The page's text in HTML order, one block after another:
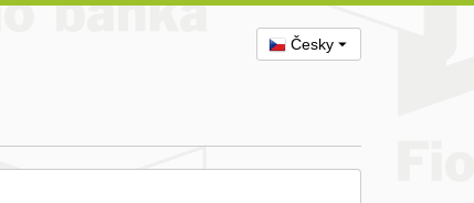
Česky